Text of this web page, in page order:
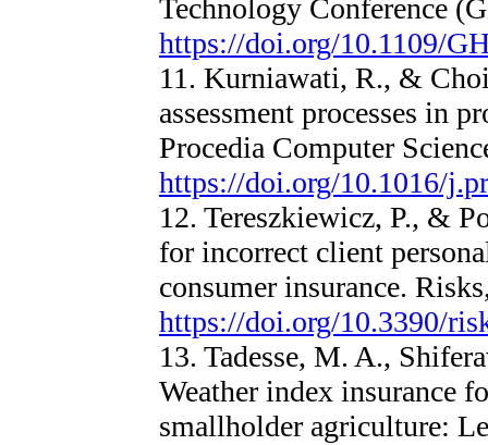
Technology Conference
https://doi.org/10.1109/
11. Kurniawati, R., &
assessment processes in
Procedia Computer
https://doi.org/10.1016/
12. Tereszkiewicz, P., &
for incorrect client
consumer insurance.
https://doi.org/10.3390/
13. Tadesse, M. A.,
Weather index insurance
smallholder agriculture: